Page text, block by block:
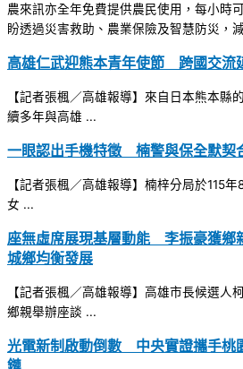
農來訊亦全年免費提供農民使用，每小時
盼透過災害救助、農業保險及智慧防災，
高雄仁武迎熊本青年使節 跨國交流
【記者張楓／高雄報導】來自日本熊本縣
續多年與高雄 ...
一眼認出手機特徵 楠警與保全默契
【記者張楓／高雄報導】楠梓分局於115
女 ...
座無虛席展現基層動能 李振豪獲
城鄉均衡發展
【記者張楓／高雄報導】高雄市長候選人
鄉親舉辦座談 ...
光電新制啟動倒數 中央實證攜手桃
鏈